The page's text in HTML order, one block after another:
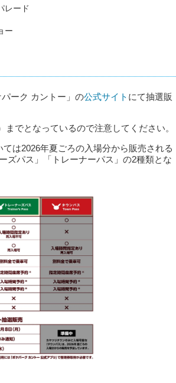
ーク カントー」の公式サイト にて抽選販
でとなっているので注意してください。
は2026年夏ごろの入場分から販売される
ズパス」「トレーナーパス」の2種類とな